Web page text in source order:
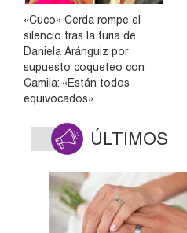
«Cuco» Cerda rompe el
silencio tras la furia de
Daniela Aránguiz por
supuesto coqueteo con
Camila: «Están todos
equivocados»
ÚLTIMOS